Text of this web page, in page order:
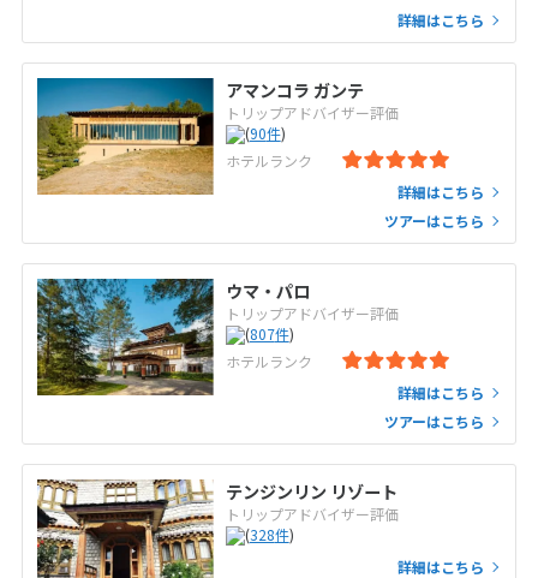
詳細はこちら
アマンコラ ガンテ
トリップアドバイザー評価
(90件)
ホテルランク
詳細はこちら
ツアーはこちら
ウマ・パロ
トリップアドバイザー評価
(807件)
ホテルランク
詳細はこちら
ツアーはこちら
テンジンリン リゾート
トリップアドバイザー評価
(328件)
詳細はこちら